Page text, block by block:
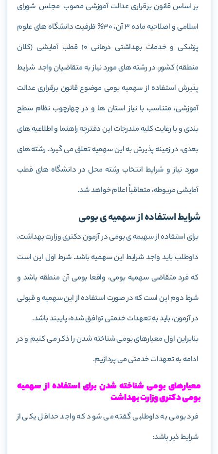
بر اساس قانون برقراری عدالت آموزشی مصوب مجلس شورای
اسلامی و اصلاحیه ماده 3 آن، 30% ظرفیت دانشگاه های علوم
پزشکی و خدمات بهداشتی درمانی 10 قطب آمایشی (کلان
منطقه) کشور، در رشته های مورد نیاز به متقاضیان واجد شرایط
پذیرش استفاده از سهمیه بومی موضوع قانون برقراری عدالت
آموزشی، متناسب با نیاز استان ها و در چهارچوب نظام سطح
بندی و با رعایت کلیه مندرجات این دفترچه راهنما و اطلاعیه های
بعدی، در زمینه پذیرش به این سهمیه تعلق می گیرد. رشته های
مورد نیاز و شرایط انتخاب رشته محل در دانشگاه های قطب
آمایشی مربوطه، متعاقباً اعلام خواهد شد.
شرایط استفاده از سهمیه ی بومی
برای استفاده از سهیمه ی بومی در آزمون دکتری وزارت بهداشت،
داوطلب باید واجد شرایط این سهمیه باشد. شرط اول این است
که فرد متقاضی سهمیه بومی، واقعا بومی آن منطقه باشد و
شرط دوم این است که در صورت استفاده از این سهمیه و قبولی
در آزمون، باید به تعهدات خدمتی توافق شده، پایبند باشد.
بنابراین اول معیارهای بومی شناخته شدن را ذکر می کنیم و در
ادامه به تعهدات خدمتی می پردازیم.
معیارهای بومی شناخته شدن برای استفاده از سهمیه
بومی دکتری وزارت بهداشت
فرد بومی به داوطلبی گفته می شود که واجد حداقل یکی از
شرایط ذیر باشد: